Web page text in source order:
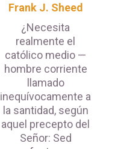
Frank J. Sheed
¿Necesita
realmente el
católico medio —
hombre corriente
llamado
inequívocamente a
la santidad, según
aquel precepto del
Señor: Sed